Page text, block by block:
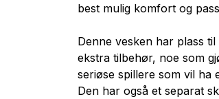
best mulig komfort og
Denne vesken har plass
ekstra tilbehør, noe som
seriøse spillere som vil ha
Den har også et separat